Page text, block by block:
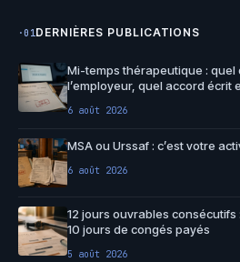
·01 DERNIÈRES PUBLICATIONS
Mi-temps thérapeutique :
l’employeur, quel accord écrit
6 août 2026
MSA ou Urssaf : c’est votre
6 août 2026
12 jours ouvrables
10 jours de congés payés
5 août 2026